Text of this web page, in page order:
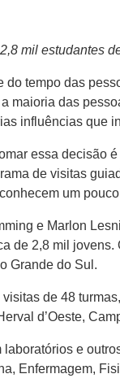
mil estudantes
do tempo das
maioria das
influências que
essa decisão
de visitas
um
e Marlon
de 2,8 mil
Grande do Sul.
de 48
d’Oeste,
e
Enfermagem,